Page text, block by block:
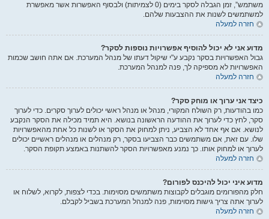
משתמש”, זמן הגבלה לסקר בימים (0 לצמיתות) ולבסוף האפשרות אשר מאפשרת
למשתמשים לשנות את ההצבעות שלהם.
חזרה למעלה
מדוע אני לא יכול להוסיף אפשרויות נוספות לסקר?
גבול האפשרויות בסקר נקבע ע"י שיקול דעתו של מנהל המערכת. אם אתה חושב שכמות
האפשרויות לא מספיקה לך, פנה למנהל המערכת.
חזרה למעלה
כיצד אני ערוך או מוחק סקר?
כמו בהודעות, רק השולח המקורי, מנהל או מנהל ראשי יכולים לערוך סקרים. כדי לערוך
סקר, לחץ כדי לערוך את ההודעה הראשונה בנושא. היא תמיד מכילה את הסקר הנקבע
לנושא. אם אף אחד לא הצביע, ניתן למחוק את הסקר או לשנות כל אחת מהאפשרויות
שלו. עם זאת, אם משתמשים כבר הצביעו בסקר, רק מנהלים או מנהלים ראשיים יכולים
לערוך או למחוק אותו. כך נמנע מאפשרויות הסקר להשתנות באמצע תקופת הסקר.
חזרה למעלה
מדוע איני יכול להיכנס לפורום?
חלק מהפורומים מוגבלים לקבוצות משתמשים מסוימות. בכדי לצפות, לקרוא, לשלוח או
לערוך אתה צריך גישות מסוימות, פנה למנהל המערכת בשביל לקבלם.
חזרה למעלה